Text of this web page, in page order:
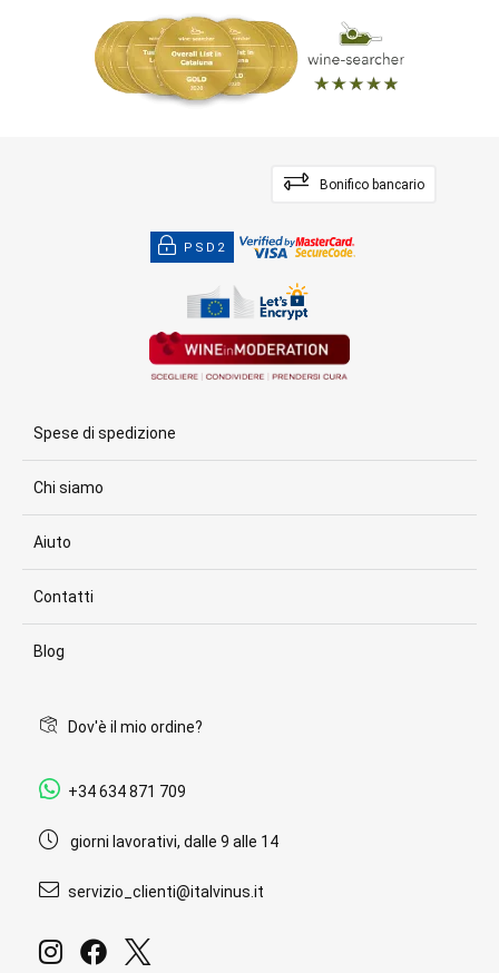
Bonifico bancario
PSD2
Spese di spedizione
Chi siamo
Aiuto
Contatti
Blog
Dov'è il mio ordine?
+34 634 871 709
giorni lavorativi, dalle 9 alle 14
servizio_clienti@italvinus.it